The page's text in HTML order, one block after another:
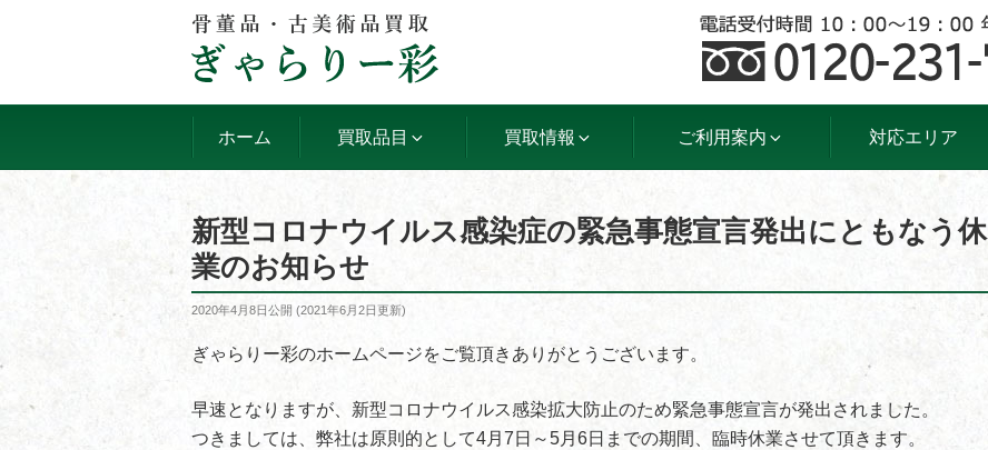
ン
ホーム 買取品目 買取情報 ご利用案内 対応エリア
新型コロナウイルス感染症の緊急事態宣言発出にともなう休
業のお知らせ
投
日:
2020年4月8日公開 (2021年6月2日更新)
ぎゃらりー彩のホームページをご覧頂きありがとうございます。
早速となりますが、新型コロナウイルス感染拡大防止のため緊急事態宣言が発出されました。
つきましては、弊社は原則的として4月7日～5月6日までの期間、臨時休業させて頂きます。